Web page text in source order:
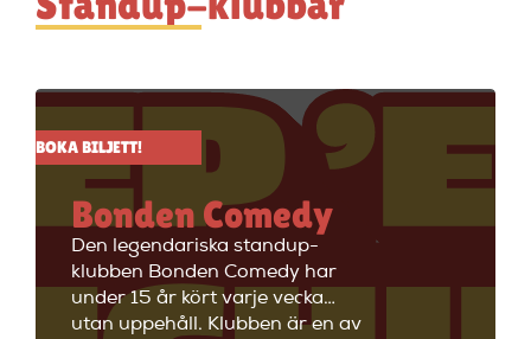
BOKA BILJETT!
Bonden Comedy
Den legendariska standup-
klubben Bonden Comedy har
under 15 år kört varje vecka
utan uppehåll. Klubben är en av